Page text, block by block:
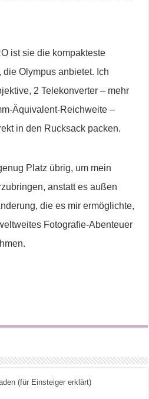
ist sie die kompakteste
Olympus anbietet. Ich
2 Telekonverter – mehr
Äquivalent-Reichweite –
in den Rucksack packen.
Platz übrig, um mein
anstatt es außen
die es mir ermöglichte,
Fotografie-Abenteuer
(für Einsteiger erklärt)